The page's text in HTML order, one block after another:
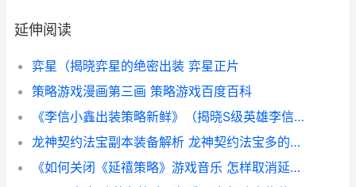
延伸阅读
弈星（揭晓弈星的绝密出装 弈星正片
策略游戏漫画第三画 策略游戏百度百科
《李信小鑫出装策略新鲜》（揭晓S级英雄李信的绝顶出装组合 lol李信出装
龙神契约法宝副本装备解析 龙神契约法宝多的怎么处理
《如何关闭《延禧策略》游戏音乐 怎样取消延时使用的设置